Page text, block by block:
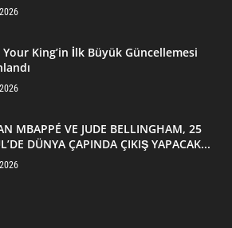
King’in İlk Büyük Güncellemesi
MBAPPÉ VE JUDE BELLINGHAM, 25
DÜNYA ÇAPINDA ÇIKIŞ YAPACAK...